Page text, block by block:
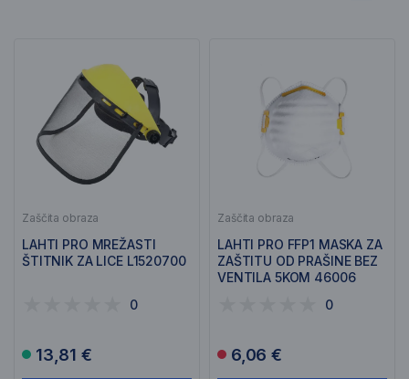
Zaščita obraza
LAHTI PRO MREŽASTI
ŠTITNIK ZA LICE L1520700
0
13,81 €
Zaščita obraza
LAHTI PRO FFP1 MASKA ZA
ZAŠTITU OD PRAŠINE BEZ
VENTILA 5KOM 46006
0
6,06 €